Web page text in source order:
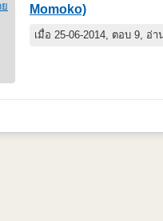
Momoko)
เมื่อ 25-06-2014, ตอบ 9, อ่า